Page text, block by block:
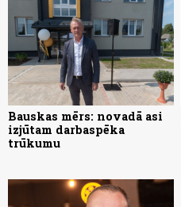
Bauskas mērs: novadā asi
izjūtam darbaspēka
trūkumu